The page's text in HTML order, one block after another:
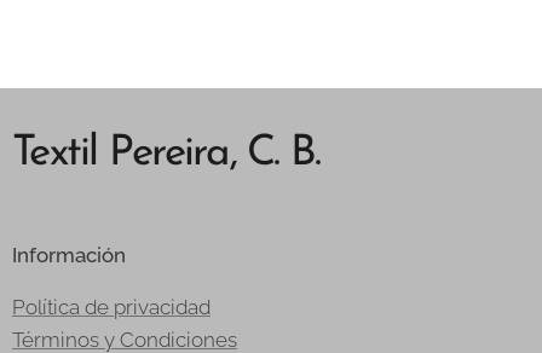
Textil Pereira, C. B.
Información
Política de privacidad
Términos y Condiciones